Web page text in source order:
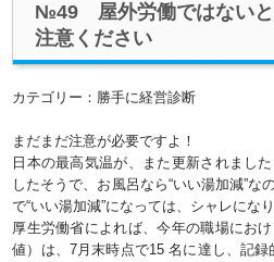
№49 屋外労働ではないと
注意ください
カテゴリー：勝手に経営診断
まだまだ注意が必要ですよ！
日本の最高気温が、また更新されまし
したそうで、お風呂なら“いい湯加減”な
で“いい湯加減”になっては、シャレになり
厚生労働省によれば、今年の職場にお
値）は、7月末時点で15 名に達し、記